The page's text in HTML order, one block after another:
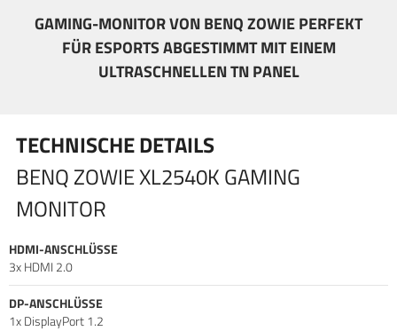
können. Der ergonomische Standfuß rundet den
Funktionsumfang ab, da man diesen in der Höhe verstellen,
neigen, drehen oder z.B. im Quer- sowie Hochformat nutzen
GAMING-MONITOR VON BENQ ZOWIE PERFEKT
FÜR ESPORTS ABGESTIMMT MIT EINEM
ULTRASCHNELLEN TN PANEL
TECHNISCHE DETAILS
BENQ ZOWIE XL2540K GAMING
MONITOR
HDMI-ANSCHLÜSSE
3x HDMI 2.0
DP-ANSCHLÜSSE
1x DisplayPort 1.2